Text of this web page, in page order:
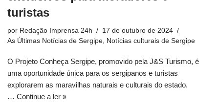
turistas
por Redação Imprensa 24h
17 de outubro de 2024
As Últimas Notícias de Sergipe
Notícias culturais de Sergipe
O Projeto Conheça Sergipe, promovido pela J&S Turismo, é
uma oportunidade única para os sergipanos e turistas
explorarem as maravilhas naturais e culturais do estado.
… Continue a ler »